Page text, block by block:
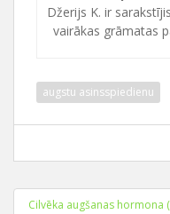
Džerijs K. ir
vairākas grāmatas
augstu asinsspiedienu
Ziņu
Cilvēka augšanas